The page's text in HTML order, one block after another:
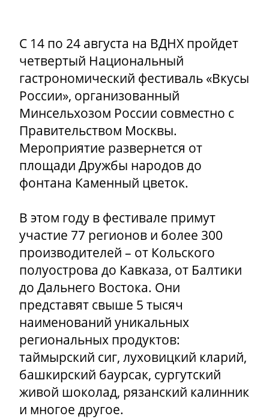
С 14 по 24 августа на ВДНХ пройдет
четвертый Национальный
гастрономический фестиваль «Вкусы
России», организованный
Минсельхозом России совместно с
Правительством Москвы.
Мероприятие развернется от
площади Дружбы народов до
фонтана Каменный цветок.
В этом году в фестивале примут
участие 77 регионов и более 300
производителей – от Кольского
полуострова до Кавказа, от Балтики
до Дальнего Востока. Они
представят свыше 5 тысяч
наименований уникальных
региональных продуктов:
таймырский сиг, луховицкий кларий,
башкирский баурсак, сургутский
живой шоколад, рязанский калинник
и многое другое.